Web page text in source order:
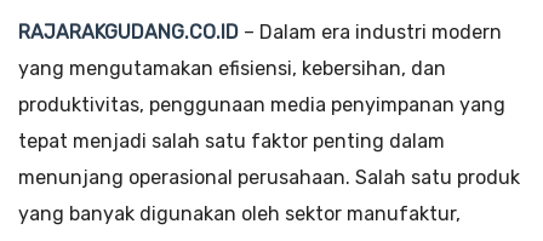
RAJARAKGUDANG.CO.ID – Dalam era industri modern
yang mengutamakan efisiensi, kebersihan, dan
produktivitas, penggunaan media penyimpanan yang
tepat menjadi salah satu faktor penting dalam
menunjang operasional perusahaan. Salah satu produk
yang banyak digunakan oleh sektor manufaktur,